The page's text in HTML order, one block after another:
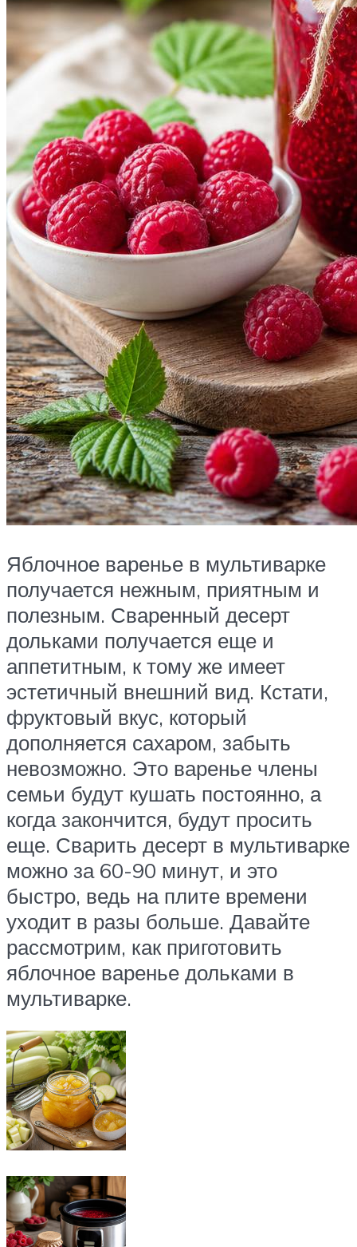
Яблочное варенье в мультиварке
получается нежным, приятным и
полезным. Сваренный десерт
дольками получается еще и
аппетитным, к тому же имеет
эстетичный внешний вид. Кстати,
фруктовый вкус, который
дополняется сахаром, забыть
невозможно. Это варенье члены
семьи будут кушать постоянно, а
когда закончится, будут просить
еще. Сварить десерт в мультиварке
можно за 60-90 минут, и это
быстро, ведь на плите времени
уходит в разы больше. Давайте
рассмотрим, как приготовить
яблочное варенье дольками в
мультиварке.